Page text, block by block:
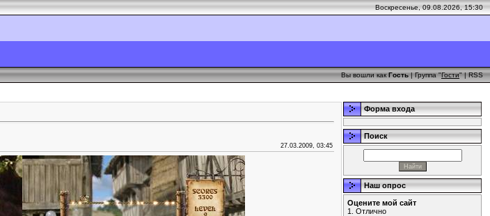
Воскресенье, 09.08.2026, 15:30
Вы вошли какГость| Группа "Гости" |RSS
27.03.2009, 03:45
Форма входа
Поиск
Наш опрос
Оцените мой сайт
1. Отлично